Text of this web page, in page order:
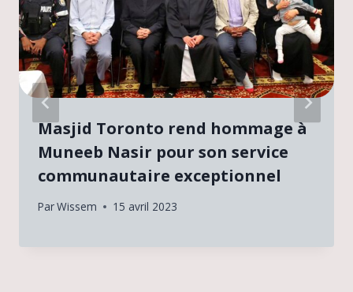
Masjid Toronto rend hommage à
Muneeb Nasir pour son service
communautaire exceptionnel
ParWissem 15 avril 2023